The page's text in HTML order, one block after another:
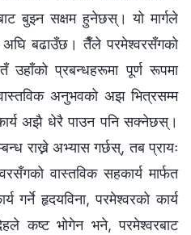
बुझ्न सक्षम हुनेछस्। यो मार्गले
अघि बढाउँछ। तैँले परमेश्‍वरसँगको
उहाँको प्रबन्धहरूमा पूर्ण रूपमा
अनुभवको अझ भित्रसम्म
अझै धेरै पाउन पनि सक्नेछस्।
राख्ने अभ्यास गर्छस्, तब प्रायः
वास्तविक सहकार्य मार्फत
हृदयविना, परमेश्‍वरको कार्य
कष्ट भोगेन भने, परमेश्‍वरबाट